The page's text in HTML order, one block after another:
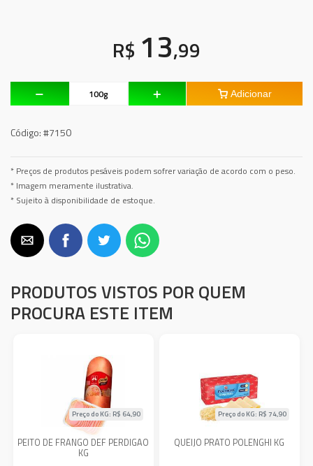
R$ 13,99
Adicionar
Código:#7150
* Preços de produtos pesáveis podem sofrer variação de acordo com o peso.
* Imagem meramente ilustrativa.
* Sujeito à disponibilidade de estoque.
PRODUTOS VISTOS POR QUEM
PROCURA ESTE ITEM
PEITO DE FRANGO DEF PERDIGAO
KG
Preço do KG: R$ 64,90
QUEIJO PRATO POLENGHI KG
Preço do KG: R$ 74,90